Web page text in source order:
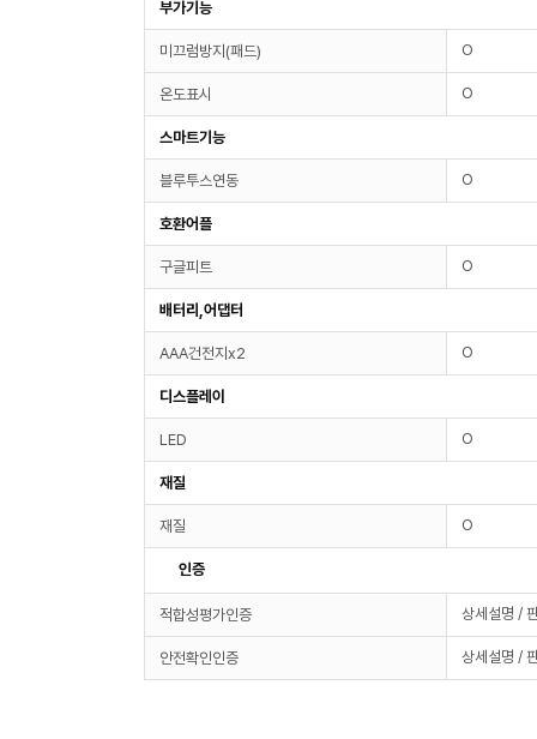
부가기능
미끄럼방지(패드) O
온도표시 O
스마트기능
블루투스연동 O
호환어플
구글피트 O
배터리,어댑터
AAA건전지x2 O
디스플레이
LED O
재질
재질 O
인증
적합성평가인증 상세설명 /
안전확인인증 상세설명 /